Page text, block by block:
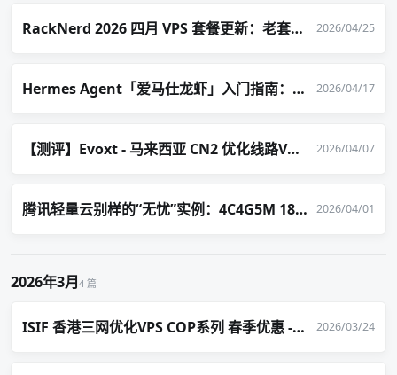
RackNerd 2026 四月 VPS 套餐更新：老套餐下架、新套餐涨价！ 2026/04/25
Hermes Agent「爱马仕龙虾」入门指南：安装初体验与配置微信聊天 2026/04/17
【测评】Evoxt - 马来西亚 CN2 优化线路VPS 2.99美元/月起 2026/04/07
腾讯轻量云别样的“无忧”实例：4C4G5M 188元/年，续费273元（可多次） 2026/04/01
2026年3月4 篇
ISIF 香港三网优化VPS COP系列 春季优惠 - 限时6折起！ 2026/03/24